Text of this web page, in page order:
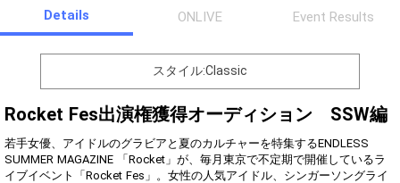
Points List of Goal
number of
positions
Rema
Event Begins!
10000
【テーマ】１位になったらど
んなライブがやってみたいか
語ってみよう！
3 20000
【テーマ】好きなシンガーソ
ングライターについて語って
みよう！
Details ONLIVE Event Results
スタイル:Classic
Rocket Fes出演権獲得オーディション SSW編
若手女優、アイドルのグラビアと夏のカルチャーを特集するENDLESS
SUMMER MAGAZINE 「Rocket」が、毎月東京で不定期で開催しているラ
イブイベント「Rocket Fes」。女性の人気アイドル、シンガーソングライ